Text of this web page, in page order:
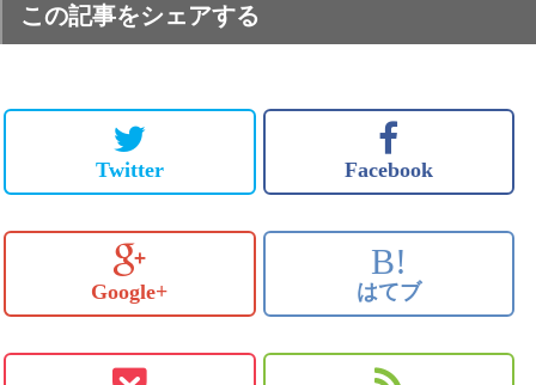
この記事をシェアする
Twitter Facebook
Google+
B!
はてブ